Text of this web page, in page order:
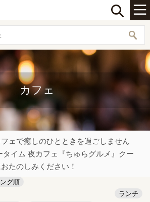
カフェ
ェで癒しのひとときを過ごしません
イム 夜カフェ『ちゅらグルメ』クー
たのしみください！
グ順
ランチ